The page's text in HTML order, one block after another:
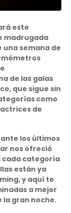
este
madrugada
una semana de
de las galas
que sigue sin
como
de
los últimos
nos ofreció
cada categoría
están ya
y aquí te
a mejor
la gran noche.